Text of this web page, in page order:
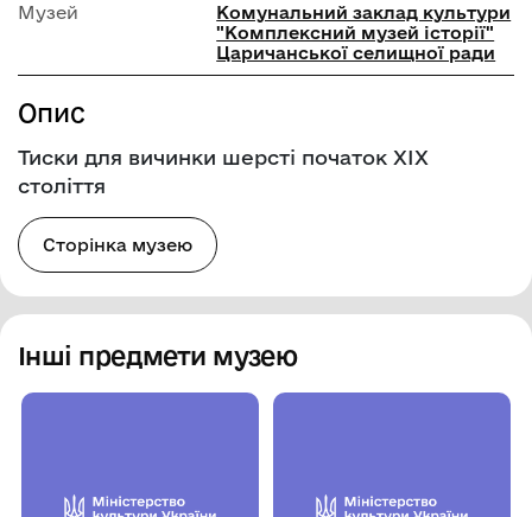
Музей
Комунальний заклад культури
"Комплексний музей історії"
Царичанської селищної ради
Опис
Тиски для вичинки шерсті початок ХІХ
століття
Сторінка музею
Інші предмети музею